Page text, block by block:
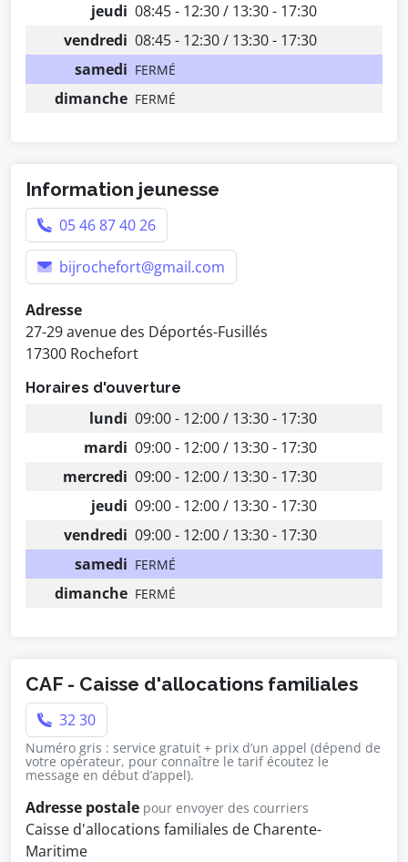
jeudi 08:45 - 12:30 / 13:30 - 17:30
vendredi 08:45 - 12:30 / 13:30 - 17:30
samedi FERMÉ
dimanche FERMÉ
Information jeunesse
05 46 87 40 26
bijrochefort@gmail.com
Adresse
27-29 avenue des Déportés-Fusillés
17300 Rochefort
Horaires d'ouverture
lundi 09:00 - 12:00 / 13:30 - 17:30
mardi 09:00 - 12:00 / 13:30 - 17:30
mercredi 09:00 - 12:00 / 13:30 - 17:30
jeudi 09:00 - 12:00 / 13:30 - 17:30
vendredi 09:00 - 12:00 / 13:30 - 17:30
samedi FERMÉ
dimanche FERMÉ
CAF - Caisse d'allocations familiales
32 30
Numéro gris : service gratuit + prix d’un appel (dépend de
votre opérateur, pour connaître le tarif écoutez le
message en début d’appel).
Adresse postale pour envoyer des courriers
Caisse d'allocations familiales de Charente-
Maritime